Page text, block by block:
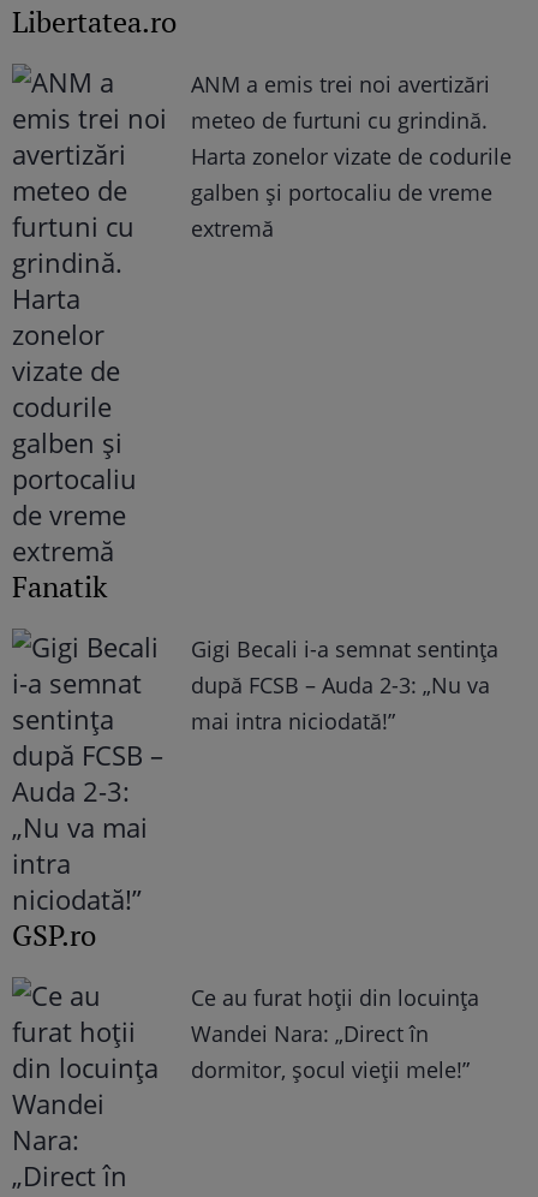
Libertatea.ro
ANM a emis trei noi avertizări
meteo de furtuni cu grindină.
Harta zonelor vizate de codurile
galben și portocaliu de vreme
extremă
Fanatik
Gigi Becali i-a semnat sentința
după FCSB – Auda 2-3: „Nu va
mai intra niciodată!”
GSP.ro
Ce au furat hoții din locuința
Wandei Nara: „Direct în
dormitor, șocul vieții mele!”